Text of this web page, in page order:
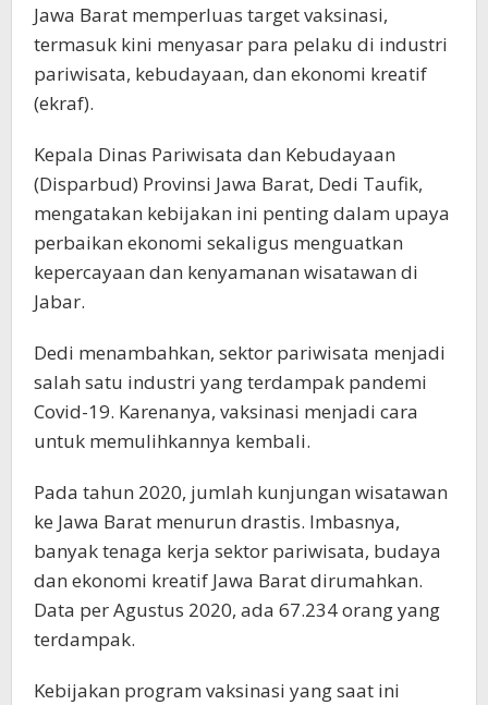
Jawa Barat memperluas target vaksinasi,
termasuk kini menyasar para pelaku di industri
pariwisata, kebudayaan, dan ekonomi kreatif
(ekraf).
Kepala Dinas Pariwisata dan Kebudayaan
(Disparbud) Provinsi Jawa Barat, Dedi Taufik,
mengatakan kebijakan ini penting dalam upaya
perbaikan ekonomi sekaligus menguatkan
kepercayaan dan kenyamanan wisatawan di
Jabar.
Dedi menambahkan, sektor pariwisata menjadi
salah satu industri yang terdampak pandemi
Covid-19. Karenanya, vaksinasi menjadi cara
untuk memulihkannya kembali.
Pada tahun 2020, jumlah kunjungan wisatawan
ke Jawa Barat menurun drastis. Imbasnya,
banyak tenaga kerja sektor pariwisata, budaya
dan ekonomi kreatif Jawa Barat dirumahkan.
Data per Agustus 2020, ada 67.234 orang yang
terdampak.
Kebijakan program vaksinasi yang saat ini